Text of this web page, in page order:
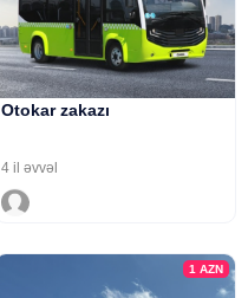
Otokar zakazı
4 il əvvəl
1 AZN